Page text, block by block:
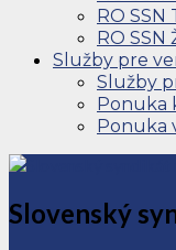
RO SSN
RO SSN
Služby pre
Služby
Ponuka
Ponuka
Slovenský